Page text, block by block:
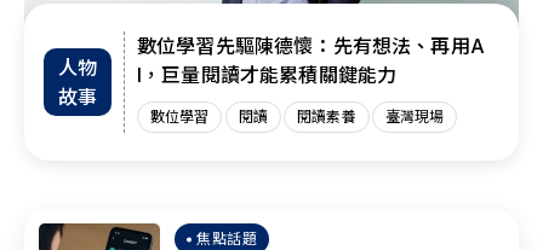
人物
故事
數位學習先驅陳德懷：先有想法、再用A
I，巨量閱讀才能累積關鍵能力
數位學習 閱讀 閱讀素養 臺灣現場
焦點話題